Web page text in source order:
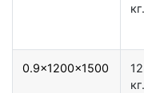
кг.
0.9x1200x1500
кг.